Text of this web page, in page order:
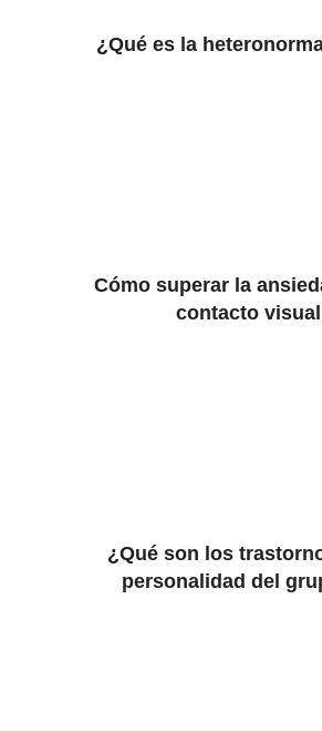
¿Qué es la
Cómo superar la
contacto visual
¿Qué son los
personalidad del